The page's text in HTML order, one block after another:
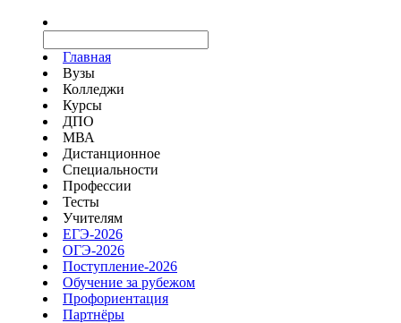
Главная
Вузы
Колледжи
Курсы
ДПО
МВА
Дистанционное
Специальности
Профессии
Тесты
Учителям
ЕГЭ-2026
ОГЭ-2026
Поступление-2026
Обучение за рубежом
Профориентация
Партнёры